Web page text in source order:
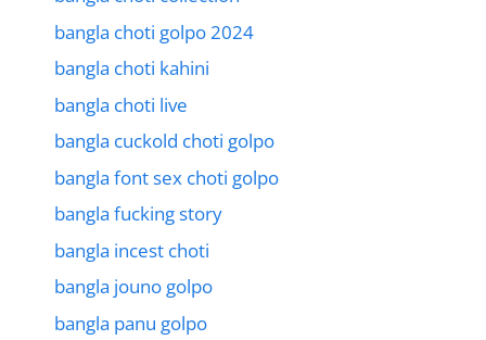
bangla choti golpo 2024
bangla choti kahini
bangla choti live
bangla cuckold choti golpo
bangla font sex choti golpo
bangla fucking story
bangla incest choti
bangla jouno golpo
bangla panu golpo